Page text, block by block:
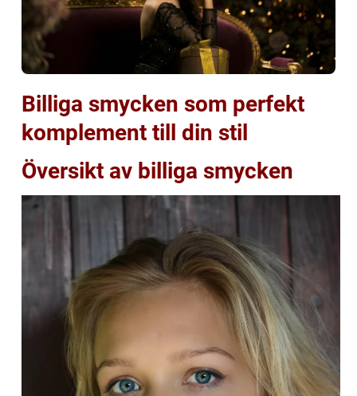
Billiga smycken som perfekt
komplement till din stil
Översikt av billiga smycken